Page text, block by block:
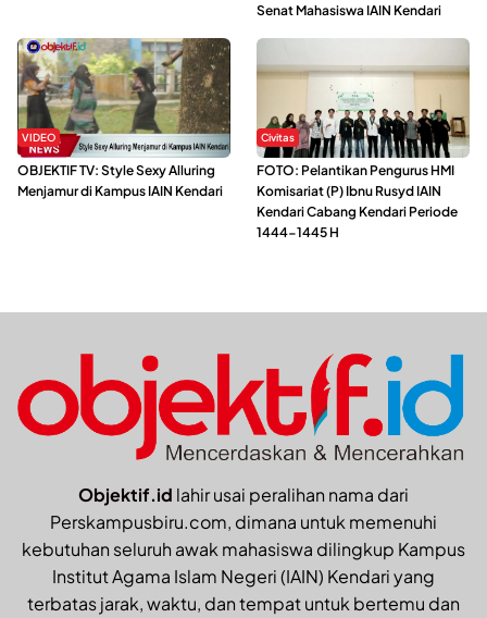
Senat Mahasiswa IAIN Kendari
VIDEO
OBJEKTIF TV: Style Sexy Alluring
Menjamur di Kampus IAIN Kendari
Civitas
FOTO: Pelantikan Pengurus HMI
Komisariat (P) Ibnu Rusyd IAIN
Kendari Cabang Kendari Periode
1444-1445 H
Objektif.id lahir usai peralihan nama dari
Perskampusbiru.com, dimana untuk memenuhi
kebutuhan seluruh awak mahasiswa dilingkup Kampus
Institut Agama Islam Negeri (IAIN) Kendari yang
terbatas jarak, waktu, dan tempat untuk bertemu dan